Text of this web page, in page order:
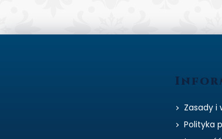
Zasady i
Polityka